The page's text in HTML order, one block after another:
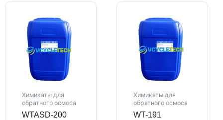
Химикаты для
обратного осмоса
WTASD-200
Химикаты для
обратного осмоса
WT-191